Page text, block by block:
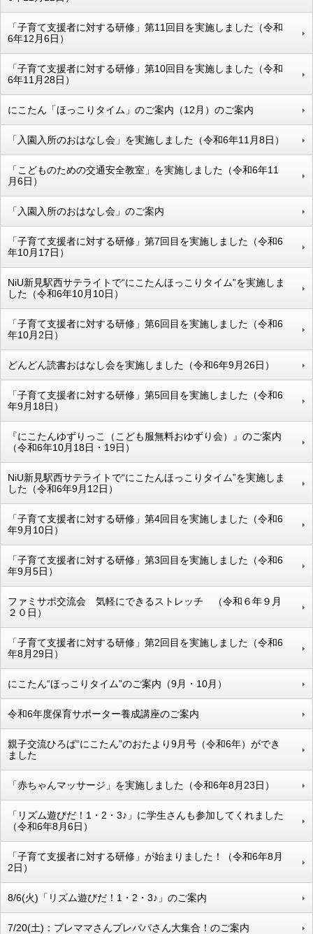
「子育て支援者に対する研修」第11回目を実施しました（令和
6年12月6日）
「子育て支援者に対する研修」第10回目を実施しました（令和
6年11月28日）
にこたん「ほっこりタイム」のご案内（12月）のご案内
「入園入所のおはなし会」を実施しました（令和6年11月8日）
「こどものための交通安全教室」を実施しました（令和6年11
月6日）
「入園入所のおはなし会」のご案内
「子育て支援者に対する研修」第7回目を実施しました（令和6
年10月17日）
NiU新見駅西サテライトで“にこたんほっこりタイム”を実施しま
した（令和6年10月10日）
「子育て支援者に対する研修」第6回目を実施しました（令和6
年10月2日）
どんどん読書おはなし会を実施しました（令和6年9月26日）
「子育て支援者に対する研修」第5回目を実施しました（令和6
年9月18日）
『にこたんゆずりっこ（こども服無料おゆずり会）』のご案内
（令和6年10月18日・19日）
NiU新見駅西サテライトで“にこたんほっこりタイム”を実施しま
した（令和6年9月12日）
「子育て支援者に対する研修」第4回目を実施しました（令和6
年9月10日）
「子育て支援者に対する研修」第3回目を実施しました（令和6
年9月5日）
ファミサポ交流会 気軽にできるストレッチ （令和６年９月
２０日）
「子育て支援者に対する研修」第2回目を実施しました（令和6
年8月29日）
にこたん“ほっこりタイム”のご案内（9月・10月）
令和6年度保育サポーター養成講座のご案内
親子交流ひろば“にこたん”のおたより9月号（令和6年）ができ
ました
「赤ちゃんマッサージ」を実施しました（令和6年8月23日）
「リズム遊びだ！1・2・3♪」に学生さんも参加してくれました
（令和6年8月6日）
「子育て支援者に対する研修」が始まりました！（令和6年8月
2日）
8/6(火)「リズム遊びだ！1・2・3♪」のご案内
7/20(土)：プレママさんプレパパさん大集合！のご案内